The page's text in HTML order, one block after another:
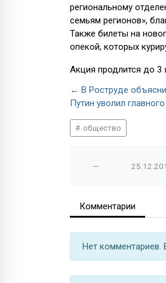
региональному
семьям регионов»,
Также билеты на
опекой, которых
Акция продлится до 3
← В Роструде
Путин уволил
общество
—
Комментарии
Нет